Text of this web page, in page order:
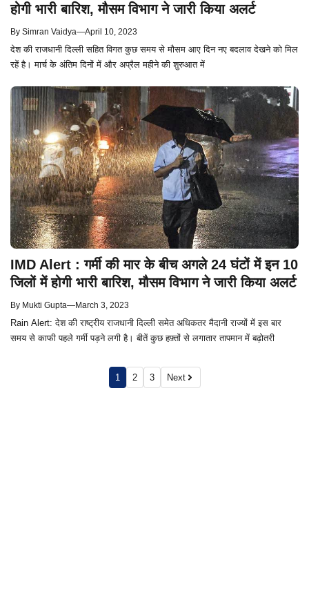
होगी भारी बारिश, मौसम विभाग ने जारी किया अलर्ट
By Simran Vaidya—April 10, 2023
देश की राजधानी दिल्ली सहित विगत कुछ समय से मौसम आए दिन नए बदलाव देखने को मिल
रहें है। मार्च के अंतिम दिनों में और अप्रैल महीने की शुरुआत में
IMD Alert : गर्मी की मार के बीच अगले 24 घंटों में इन 10
जिलों में होगी भारी बारिश, मौसम विभाग ने जारी किया अलर्ट
By Mukti Gupta—March 3, 2023
Rain Alert: देश की राष्ट्रीय राजधानी दिल्ली समेत अधिकतर मैदानी राज्यों में इस बार
समय से काफी पहले गर्मी पड़ने लगी है। बीतें कुछ हफ़्तों से लगातार तापमान में बढ़ोतरी
1 2 3 Next